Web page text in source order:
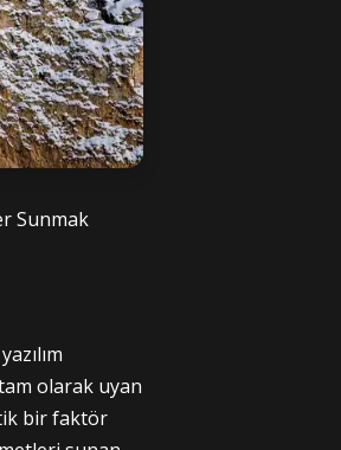
Sunmak
olarak uyan
bir faktör